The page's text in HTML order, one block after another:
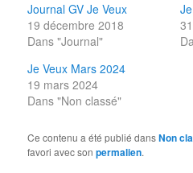
Journal GV Je Veux
19 décembre 2018
Dans "Journal"
Je Veux Mars 2024
19 mars 2024
Dans "Non classé"
Ce contenu a été publié dansNon
favori avec sonpermalien.